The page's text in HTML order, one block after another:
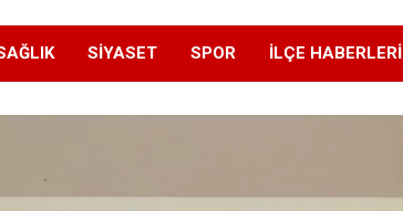
SIYASET SPOR İLÇE HABERLERI